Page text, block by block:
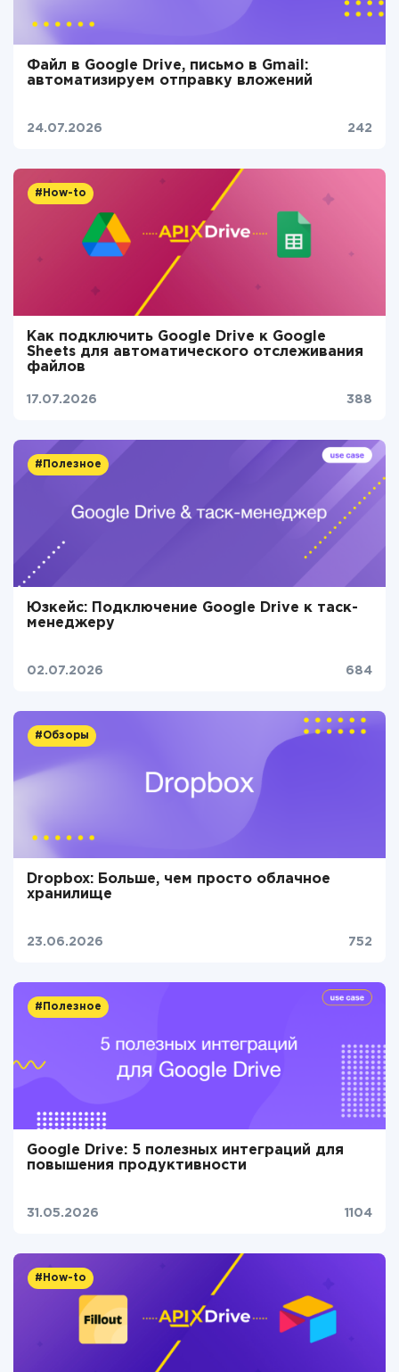
Файл в Google Drive, письмо в Gmail:
автоматизируем отправку вложений
24.07.2026 242
#How-to
Как подключить Google Drive к Google
Sheets для автоматического отслеживания
файлов
17.07.2026 388
#Полезное
Юзкейс: Подключение Google Drive к таск-
менеджеру
02.07.2026 684
#Обзоры
Dropbox: Больше, чем просто облачное
хранилище
23.06.2026 752
#Полезное
Google Drive: 5 полезных интеграций для
повышения продуктивности
31.05.2026 1104
#How-to